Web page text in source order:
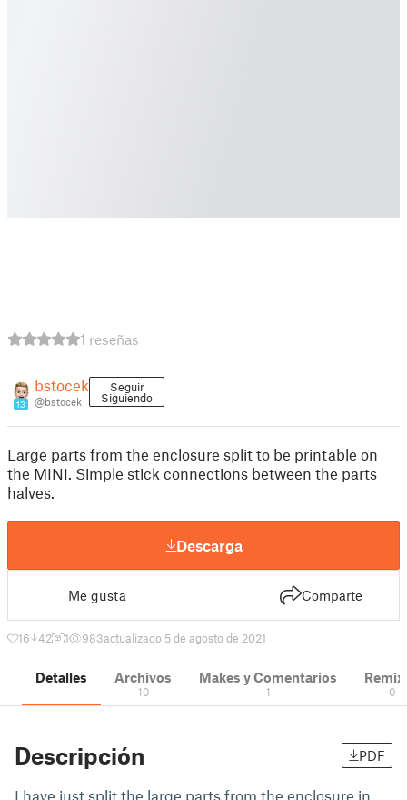
1 reseñas
13
bstocek
@bstocek
Seguir
Siguiendo
Large parts from the enclosure split to be printable on
the MINI. Simple stick connections between the parts
halves.
Descarga
Me gusta Comparte
16 42 1 983actualizado 5 de agosto de 2021
Detalles Archivos
10
Makes y Comentarios
1 0
Descripción PDF
I have just split the large parts from the enclosure in